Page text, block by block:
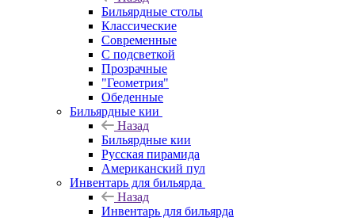
Бильярдные столы
Классические
Современные
С подсветкой
Прозрачные
"Геометрия"
Обеденные
Бильярдные кии
Назад
Бильярдные кии
Русская пирамида
Американский пул
Инвентарь для бильярда
Назад
Инвентарь для бильярда